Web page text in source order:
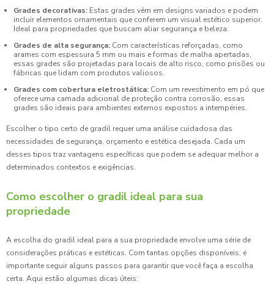
Grades decorativas: Estas grades vêm em designs variados e podem
incluir elementos ornamentais que conferem um visual estético superior.
Ideal para propriedades que buscam aliar segurança e beleza.
Grades de alta segurança: Com características reforçadas, como
arames com espessura 5 mm ou mais e formas de malha apertadas,
essas grades são projetadas para locais de alto risco, como prisões ou
fábricas que lidam com produtos valiosos.
Grades com cobertura eletrostática: Com um revestimento em pó que
oferece uma camada adicional de proteção contra corrosão, essas
grades são ideais para ambientes externos expostos a intempéries.
Escolher o tipo certo de gradil requer uma análise cuidadosa das
necessidades de segurança, orçamento e estética desejada. Cada um
desses tipos traz vantagens específicas que podem se adequar melhor a
determinados contextos e exigências.
Como escolher o gradil ideal para sua
propriedade
A escolha do gradil ideal para a sua propriedade envolve uma série de
considerações práticas e estéticas. Com tantas opções disponíveis, é
importante seguir alguns passos para garantir que você faça a escolha
certa. Aqui estão algumas dicas úteis: